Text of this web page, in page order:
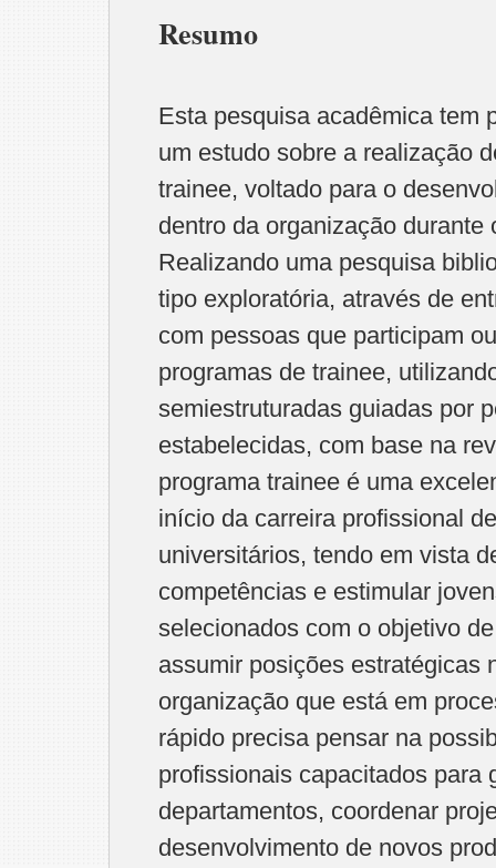
Resumo
Esta pesquisa acadêmica tem
um estudo sobre a realização
trainee, voltado para o
dentro da organização durante
Realizando uma pesquisa
tipo exploratória, através de
com pessoas que participam
programas de trainee,
semiestruturadas guiadas por
estabelecidas, com base na
programa trainee é uma
início da carreira profissional
universitários, tendo em vista
competências e estimular
selecionados com o objetivo
assumir posições estratégicas
organização que está em
rápido precisa pensar na
profissionais capacitados para
departamentos, coordenar
desenvolvimento de novos